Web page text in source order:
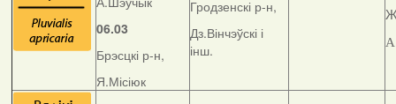
06.03
Брэсцкі р-н,
Я.Місіюк
Гродзенскі р-н,
Дз.Вінчэўскі і
інш.